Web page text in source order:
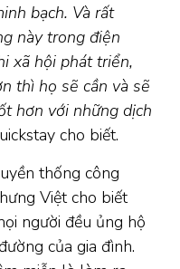
bạch. Và rất
này trong điện
xã hội phát triển,
thì họ sẽ cần và sẽ
hơn với những dịch
cho biết.
thống công
Việt cho biết
người đều ủng hộ
của gia đình.